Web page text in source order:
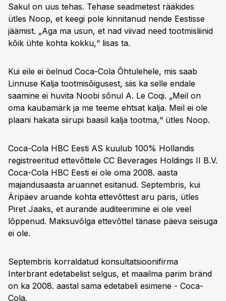
Sakul on uus tehas. Tehase seadmetest rääkides
ütles Noop, et keegi pole kinnitanud nende Eestisse
jäämist. „Aga ma usun, et nad viivad need tootmisliinid
kõik ühte kohta kokku,“ lisas ta.
Kui eile ei öelnud Coca-Cola Õhtulehele, mis saab
Linnuse Kalja tootmisõigusest, siis ka selle endale
saamine ei huvita Noobi sõnul A. Le Coqi. „Meil on
oma kaubamärk ja me teeme ehtsat kalja. Meil ei ole
plaani hakata siirupi baasil kalja tootma,“ ütles Noop.
Coca-Cola HBC Eesti AS kuulub 100% Hollandis
registreeritud ettevõttele CC Beverages Holdings II B.V.
Coca-Cola HBC Eesti ei ole oma 2008. aasta
majandusaasta aruannet esitanud. Septembris, kui
Äripäev aruande kohta ettevõttest aru päris, ütles
Piret Jaaks, et aurande auditeerimine ei ole veel
lõppenud. Maksuvõlga ettevõttel tänase päeva seisuga
ei ole.
Septembris korraldatud konsultatsioonifirma
Interbrant edetabelist selgus, et maailma parim bränd
on ka 2008. aastal sama edetabeli esimene - Coca-
Cola.